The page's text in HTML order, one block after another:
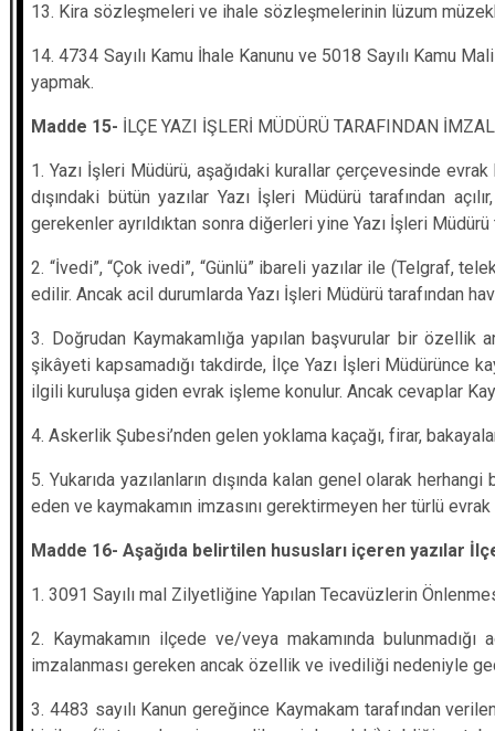
13. Kira sözleşmeleri ve ihale sözleşmelerinin lüzum
14. 4734 Sayılı Kamu İhale Kanunu ve 5018 Sayılı Kamu
yapmak.
Madde 15- İLÇE YAZI İŞLERİ MÜDÜRÜ TARAFINDAN
1.Yazı İşleri Müdürü, aşağıdaki kurallar çerçevesinde
dışındaki bütün yazılar Yazı İşleri Müdürü tarafından
gerekenler ayrıldıktan sonra diğerleri yine Yazı İşleri
2. “İvedi”, “Çok ivedi”, “Günlü” ibareli yazılar ile (Telgraf,
edilir. Ancak acil durumlarda Yazı İşleri Müdürü tarafından
3. Doğrudan Kaymakamlığa yapılan başvurular bir özellik
şikâyeti kapsamadığı takdirde, İlçe Yazı İşleri Müdürünce
ilgili kuruluşa giden evrak işleme konulur. Ancak cevaplar
4. Askerlik Şubesi’nden gelen yoklama kaçağı, firar,
5. Yukarıda yazılanların dışında kalan genel olarak
eden ve kaymakamın imzasını gerektirmeyen her türlü
Madde 16- Aşağıda belirtilen hususları içeren yazılar
1. 3091 Sayılı mal Zilyetliğine Yapılan Tecavüzlerin
2. Kaymakamın ilçede ve/veya makamında
imzalanması gereken ancak özellik ve ivediliği nedeniyle
3. 4483 sayılı Kanun gereğince Kaymakam tarafından